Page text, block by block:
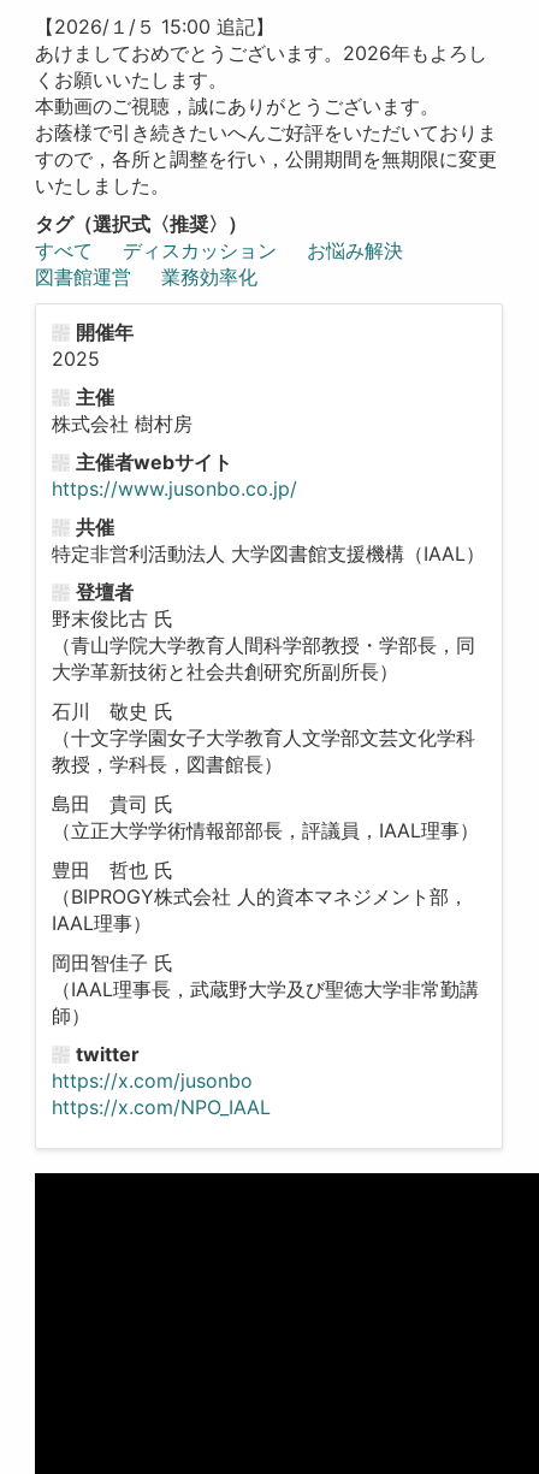
【2026/１/５ 15:00 追記】
あけましておめでとうございます。2026年もよろし
くお願いいたします。
本動画のご視聴，誠にありがとうございます。
お蔭様で引き続きたいへんご好評をいただいておりま
すので，各所と調整を行い，公開期間を無期限に変更
いたしました。
タグ（選択式〈推奨〉）
すべて
ディスカッション
お悩み解決
図書館運営
業務効率化
開催年
2025
主催
株式会社 樹村房
主催者webサイト
https://www.jusonbo.co.jp/
共催
特定非営利活動法人 大学図書館支援機構（IAAL）
登壇者
野末俊比古 氏
（青山学院大学教育人間科学部教授・学部長，同
大学革新技術と社会共創研究所副所長）
石川 敬史 氏
（十文字学園女子大学教育人文学部文芸文化学科
教授，学科長，図書館長）
島田 貴司 氏
（立正大学学術情報部部長，評議員，IAAL理事）
豊田 哲也 氏
（BIPROGY株式会社 人的資本マネジメント部，
IAAL理事）
岡田智佳子 氏
（IAAL理事長，武蔵野大学及び聖徳大学非常勤講
師）
twitter
https://x.com/jusonbo
https://x.com/NPO_IAAL